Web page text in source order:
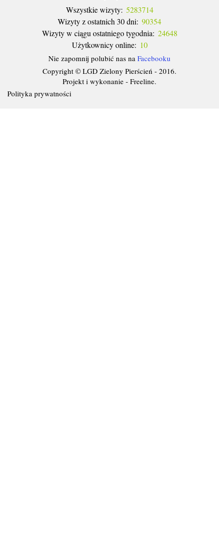
Wszystkie wizyty: 5283714
Wizyty z ostatnich 30 dni: 90354
Wizyty w ciągu ostatniego tygodnia: 24648
Użytkownicy online: 10
Nie zapomnij polubić nas na Facebooku
Copyright © LGD Zielony Pierścień - 2016.
Projekt i wykonanie - Freeline.
Polityka prywatności